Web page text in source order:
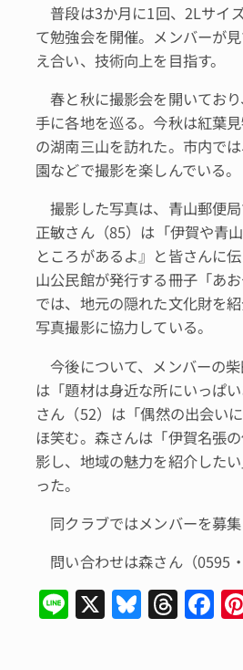
普段は3か月に1回、2Lサイ
て勉強会を開催。メンバーが
え合い、技術向上を目指す。
春と秋に撮影会を開いてお
手に各地を巡る。今秋は紅葉
の湖南三山を訪れた。市内で
園などで撮影を楽しんでいる。
撮影した写真は、青山郵便
正敏さん（85）は「伊賀や青
ところがあるよ』と皆さんに
山公民館が発行する冊子「あお
では、地元の隠れた文化財を
写真撮影に協力している。
今後について、メンバーの柴
は「題材は身近な所にいっぱ
さん（52）は「偶然の出会い
ほ笑む。森さんは「伊賀名張
影し、地域の魅力を紹介した
った。
同クラブではメンバーを募集
問い合わせは森さん（0595
Li
n
X Bl
u
T
hr
F
a